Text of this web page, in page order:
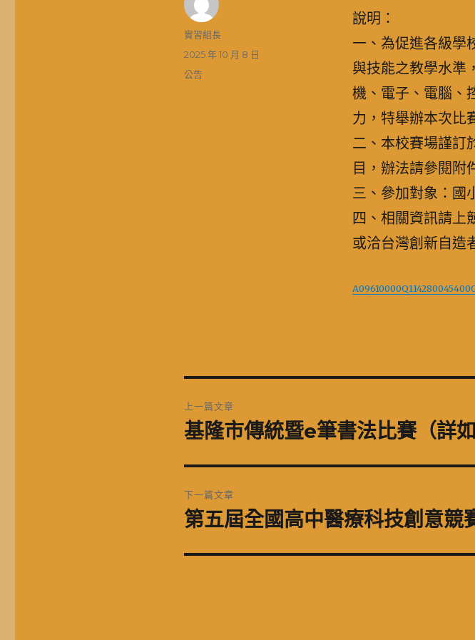
說明：
一、為促進各級學
與技能之教學水準
機、電子、電腦、
力，特舉辦本次比
二、本校賽場謹訂
目，辦法請參閱附
三、參加對象：國
四、相關資訊請上
或洽台灣創新自造
作
實習組長
發
佈
2025 年 10 月 8 日
分
公告
章
上一篇文章
上
篇
文
章:
基隆市傳統暨e筆書法比賽（詳
下一篇文章
下
篇
第五屆全國高中醫療科技創意競